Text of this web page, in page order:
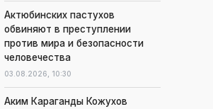
Актюбинских пастухов
обвиняют в преступлении
против мира и безопасности
человечества
03.08.2026, 10:30
Аким Караганды Кожухов